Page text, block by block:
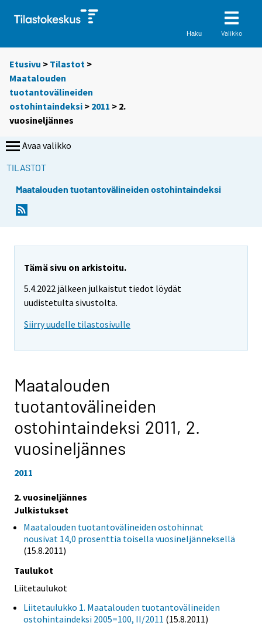
Haku Valikko
Etusivu > Tilastot >
Maatalouden
tuotantovälineiden
ostohintaindeksi > 2011 > 2.
vuosineljännes
Avaa valikko
TILASTOT
Maatalouden tuotantovälineiden ostohintaindeksi
Tämä sivu on arkistoitu.
5.4.2022 jälkeen julkaistut tiedot löydät
uudistetulta sivustolta.
Siirry uudelle tilastosivulle
Maatalouden
tuotantovälineiden
ostohintaindeksi 2011, 2.
vuosineljännes
2011
2. vuosineljännes
Julkistukset
Maatalouden tuotantovälineiden ostohinnat
nousivat 14,0 prosenttia toisella vuosineljänneksellä
(15.8.2011)
Taulukot
Liitetaulukot
Liitetaulukko 1. Maatalouden tuotantovälineiden
ostohintaindeksi 2005=100, II/2011 (15.8.2011)